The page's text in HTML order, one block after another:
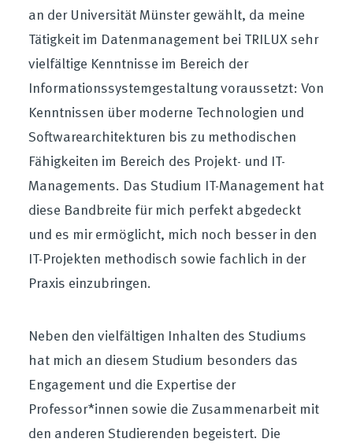
an der Universität Münster gewählt, da meine
Tätigkeit im Datenmanagement bei TRILUX sehr
vielfältige Kenntnisse im Bereich der
Informationssystemgestaltung voraussetzt: Von
Kenntnissen über moderne Technologien und
Softwarearchitekturen bis zu methodischen
Fähigkeiten im Bereich des Projekt- und IT-
Managements. Das Studium IT-Management hat
diese Bandbreite für mich perfekt abgedeckt
und es mir ermöglicht, mich noch besser in den
IT-Projekten methodisch sowie fachlich in der
Praxis einzubringen.
Neben den vielfältigen Inhalten des Studiums
hat mich an diesem Studium besonders das
Engagement und die Expertise der
Professor*innen sowie die Zusammenarbeit mit
den anderen Studierenden begeistert. Die